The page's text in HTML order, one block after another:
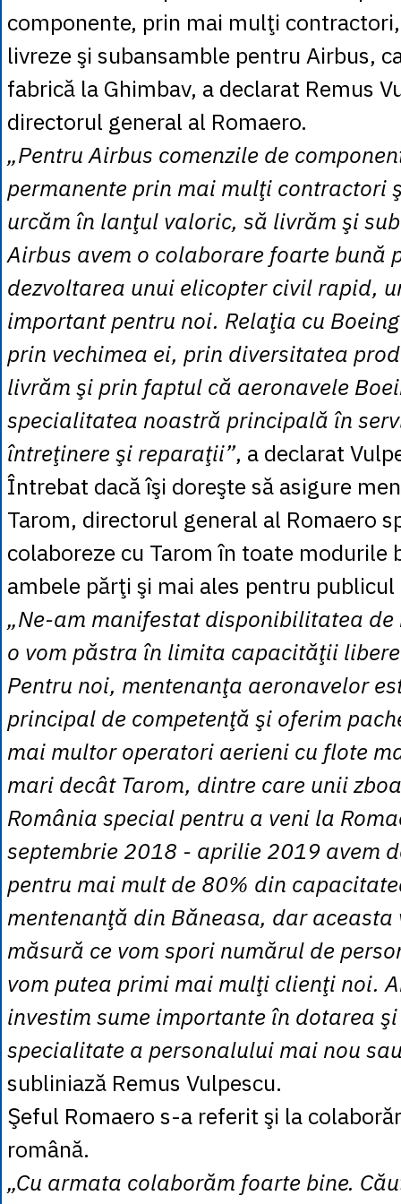
componente, prin mai mulţi
livreze şi subansamble pentru Airbus,
fabrică la Ghimbav, a declarat Remus
directorul general al Romaero.
„Pentru Airbus comenzile de
permanente prin mai mulţi contractori
urcăm în lanţul valoric, să livrăm şi
Airbus avem o colaborare foarte bună
dezvoltarea unui elicopter civil rapid,
important pentru noi. Relaţia cu
prin vechimea ei, prin diversitatea
livrăm şi prin faptul că aeronavele
specialitatea noastră principală în
întreţinere şi reparaţii”, a declarat
Întrebat dacă îşi doreşte să asigure
Tarom, directorul general al Romaero
colaboreze cu Tarom în toate modurile
ambele părţi şi mai ales pentru
„Ne-am manifestat disponibilitatea
o vom păstra în limita capacităţii
Pentru noi, mentenanţa aeronavelor
principal de competenţă şi oferim
mai multor operatori aerieni cu flote
mari decât Tarom, dintre care unii
România special pentru a veni la
septembrie 2018 - aprilie 2019 avem
pentru mai mult de 80% din
mentenanţă din Băneasa, dar aceasta
măsură ce vom spori numărul de
vom putea primi mai mulţi clienţi noi.
investim sume importante în dotarea
specialitate a personalului mai nou
subliniază Remus Vulpescu.
Şeful Romaero s-a referit şi la
română.
„Cu armata colaborăm foarte bine.